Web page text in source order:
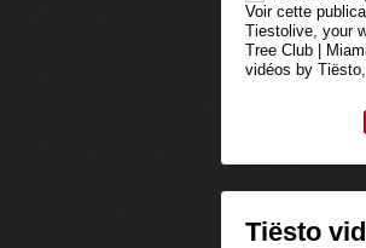
Voir cette
Tiestolive, your
Tree Club |
vidéos by
Tiësto